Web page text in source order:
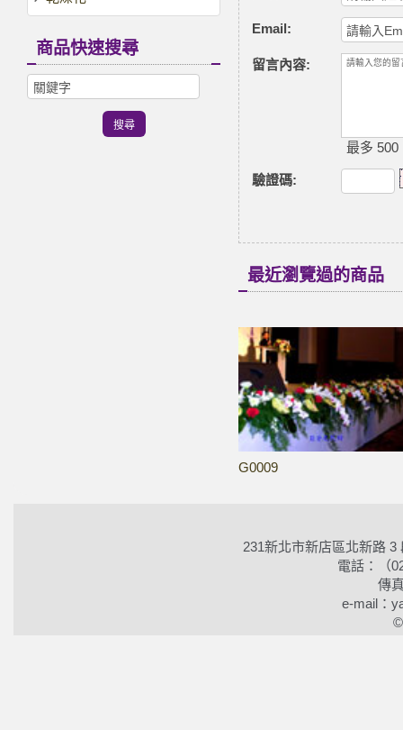
商品快速搜尋
Email:
留言內容:
最多 500
驗證碼:
最近瀏覽過的商品
G0009
231新北市新店區北新路
電話：（
傳
e-mail：